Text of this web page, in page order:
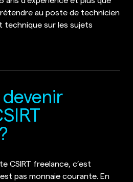
au poste de technicien
technique sur les sujets
CSIRT freelance, c’est
pas monnaie courante. En